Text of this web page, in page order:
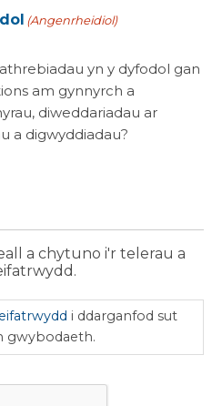
(Angenrheidiol)
yn y dyfodol gan
am gynnyrch a
diweddariadau ar
a digwyddiadau?
a chytuno i'r telerau a
i ddarganfod sut
gwybodaeth.